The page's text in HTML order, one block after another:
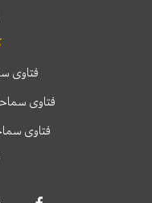
فتاوى
فتاوى
فتاوى